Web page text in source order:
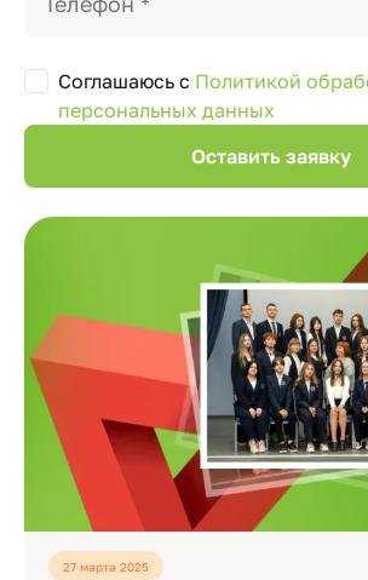
Соглашаюсь с Политикой
персональных данных
27 марта 2025